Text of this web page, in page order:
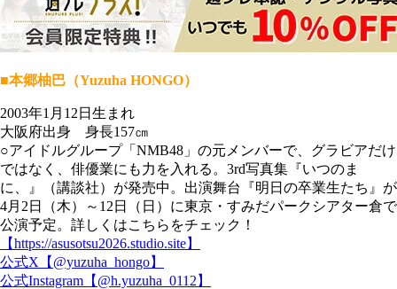
■本郷柚巴（Yuzuha HONGO）
2003年1月12日生まれ
大阪府出身 身長157㎝
○アイドルグループ「NMB48」の元メンバーで、グラビアだけ
ではなく、俳優業にも力を入れる。3rd写真集『いつのま
に、』（講談社）が発売中。出演舞台『明日の卒業生たち』が
4月2日（木）～12日（日）に東京・すみだパークシアター倉で
公演予定。詳しくはこちらをチェック！
【https://asusotsu2026.studio.site】
公式X【@yuzuha_hongo】
公式Instagram【@h.yuzuha_0112】